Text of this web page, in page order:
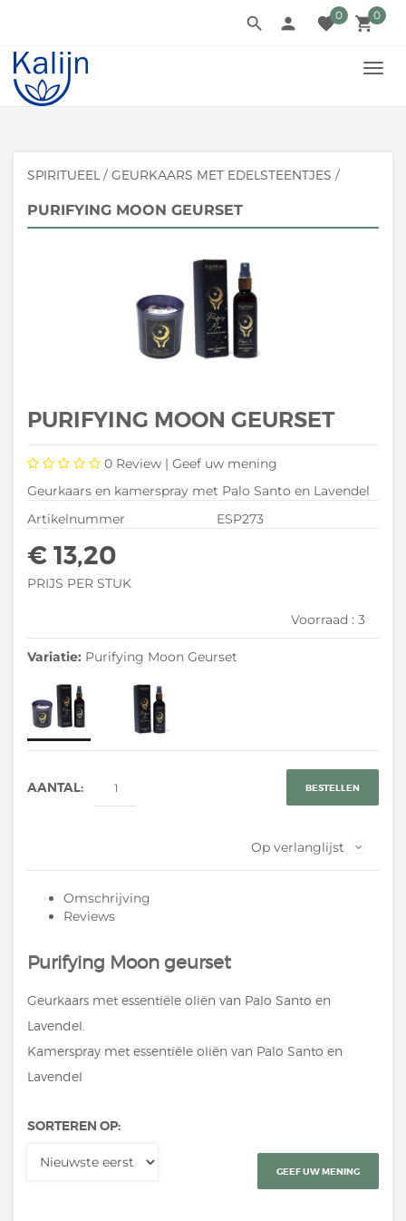
local_grocery_store0
favorite0
search person
SPIRITUEEL / GEURKAARS MET EDELSTEENTJES /
PURIFYING MOON GEURSET
PURIFYING MOON GEURSET
0 Review | Geef uw mening
Geurkaars en kamerspray met Palo Santo en Lavendel
Artikelnummer
ESP273
€ 13,20
PRIJS PER STUK
Voorraad : 3
Variatie: Purifying Moon Geurset
AANTAL: BESTELLEN
Op verlanglijst
Omschrijving
Reviews
Purifying Moon geurset
Geurkaars met essentiële oliën van Palo Santo en
Lavendel.
Kamerspray met essentiële oliën van Palo Santo en
Lavendel
SORTEREN OP:
GEEF UW MENING